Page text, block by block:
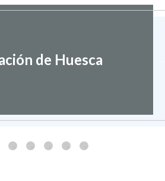
de Huesca